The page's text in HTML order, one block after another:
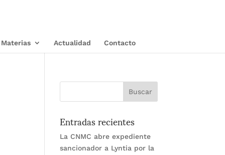
Materias Actualidad Contacto
Entradas recientes
La CNMC abre expediente
sancionador a Lyntia por la